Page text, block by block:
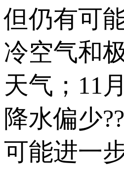
但仍有可
冷空气和
天气；11
降水偏少
可能进一